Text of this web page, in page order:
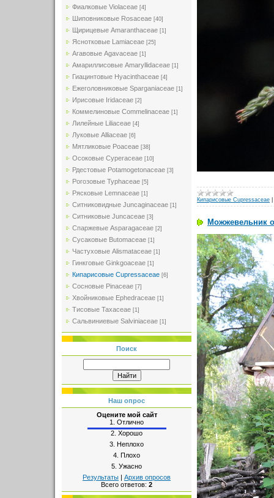
Фиалковые Violaceae [4]
Шиповниковые Rosaceae [40]
Щирицевые Amaranthaceae [1]
Яснотковые Lamiaceae [25]
Агавовые Agavaceae [1]
Амариллисовые Amaryllidaceae [1]
Гиацинтовые Hyacinthaceae [4]
Ежеголовниковые Sparganiaceae [1]
Ирисовые Iridaceae [2]
Коммелиновые Commelinaceae [1]
Лилейные Liliaceae [4]
Луковые Alliaceae [6]
Мятликовые Poaceae [38]
Осоковые Cyperaceae [10]
Рдестовые Potamogetonaceae [3]
Рогозовые Typhaceae [5]
Рясковые Lemnaceae [1]
Ситниковидные Juncaginaceae [1]
Ситниковые Juncaceae [3]
Спаржевые Asparagaceae [2]
Сусаковые Butomaceae [1]
Частуховые Alismataceae [1]
Гинкговые Ginkgoaceae [1]
Кипарисовые Cupressaceae [6]
Сосновые Pinaceae [7]
Хвойниковые Ephedraceae [1]
Тисовые Taxaceae [1]
Сальвиниевые Salviniaceae [1]
Поиск
Наш опрос
Оцените мой сайт
1. Отлично
2. Хорошо
3. Неплохо
4. Плохо
5. Ужасно
Результаты | Архив опросов
Всего ответов: 2
Кипарисовые Cupressaceae
Можжевельник